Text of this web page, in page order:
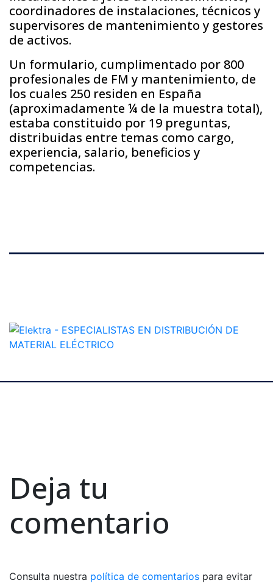
coordinadores de instalaciones, técnicos y
supervisores de mantenimiento y gestores
de activos.
Un formulario, cumplimentado por 800
profesionales de FM y mantenimiento, de
los cuales 250 residen en España
(aproximadamente ¼ de la muestra total),
estaba constituido por 19 preguntas,
distribuidas entre temas como cargo,
experiencia, salario, beneficios y
competencias.
Deja tu
comentario
Consulta nuestra política de comentarios para evitar